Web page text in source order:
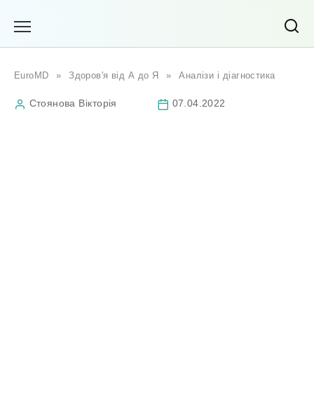
EuroMD » Здоров'я від А до Я » Аналізи і діагностика
Стоянова Вікторія 07.04.2022